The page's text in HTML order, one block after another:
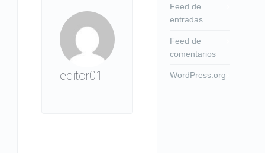
editor01
Feed de
entradas
Feed de
comentarios
WordPress.org